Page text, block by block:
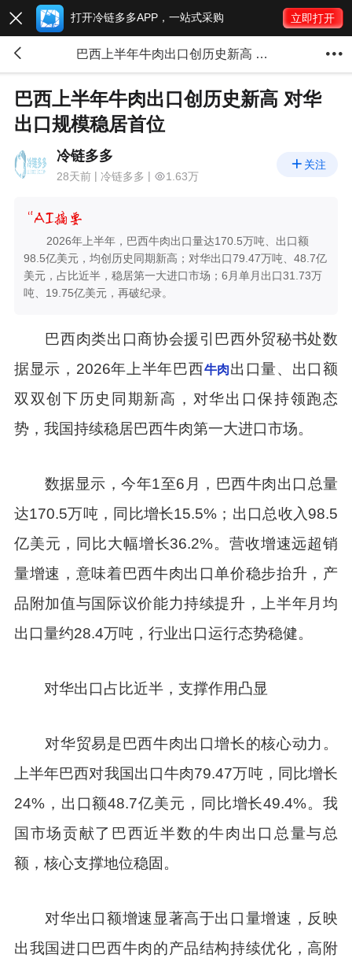
 打开冷链多多APP，一站式采购 立即打开
 巴西上半年牛肉出口创历史新高 对华出口规模稳居首位 
巴西上半年牛肉出口创历史新高 对华
出口规模稳居首位
冷链多多
28天前 冷链多多 1.63万
 关注
2026年上半年，巴西牛肉出口量达170.5万吨、出口额
98.5亿美元，均创历史同期新高；对华出口79.47万吨、48.7亿
美元，占比近半，稳居第一大进口市场；6月单月出口31.73万
吨、19.75亿美元，再破纪录。
巴西肉类出口商协会援引巴西外贸秘书处数
据显示，2026年上半年巴西牛肉出口量、出口额
双双创下历史同期新高，对华出口保持领跑态
势，我国持续稳居巴西牛肉第一大进口市场。
数据显示，今年1至6月，巴西牛肉出口总量
达170.5万吨，同比增长15.5%；出口总收入98.5
亿美元，同比大幅增长36.2%。营收增速远超销
量增速，意味着巴西牛肉出口单价稳步抬升，产
品附加值与国际议价能力持续提升，上半年月均
出口量约28.4万吨，行业出口运行态势稳健。
对华出口占比近半，支撑作用凸显
对华贸易是巴西牛肉出口增长的核心动力。
上半年巴西对我国出口牛肉79.47万吨，同比增长
24%，出口额48.7亿美元，同比增长49.4%。我
国市场贡献了巴西近半数的牛肉出口总量与总
额，核心支撑地位稳固。
对华出口额增速显著高于出口量增速，反映
出我国进口巴西牛肉的产品结构持续优化，高附